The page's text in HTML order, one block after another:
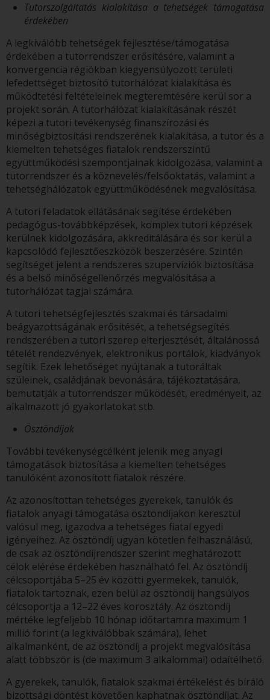
Tutorszolgáltatás kialakítása a tehetségek támogatása
érdekében
A legkiválóbb tehetségek fejlesztése/támogatása
érdekében a tutorrendszer erősítésére, valamint a
konvergencia régiókban kiegyensúlyozott területi
lefedettséget biztosító tutorhálózat kialakítása és
működtetési feltételeinek megteremtésére kerül sor a
projekt során. A tutorhálózat kialakításának részét
képezi a tutori tevékenység finanszírozási és
minőségbiztosítási rendszerének kialakítása, a tutor és a
kiemelten tehetséges fiatalok rendszerszintű
együttműködési szempontjainak kidolgozása, valamint a
tutorrendszer és a köznevelés/felsőoktatás, valamint a
tehetséghálózatok együttműködésének megvalósítása.
A tutori feladatok ellátásának segítése érdekében
pedagógus-továbbképzések, komplex tutori képzések
kerülnek kidolgozására, akkreditálására és sor kerül a
kapcsolódó fejlesztőeszközök beszerzésére. Szintén
segítséget jelent a rendszeres szupervíziók biztosítása
és a belső minőségellenőrzés megvalósítása a
tutorhálózat tagjai számára.
A tutori tehetségfejlesztés szakmai és társadalmi
beágyazottságának erősítését, a tehetségsegítés
rendszerében a tutori szerep elterjesztését, általánossá
tételét rendezvények, elektronikus portálok, kiadványok
segítik. Ezek lehetőséget nyújtanak a tutoráltak
szüleinek, családjának bevonására, tájékoztatására,
bemutatják a tutorrendszer működését, eredményeit, az
alkalmazott jó gyakorlatokat stb.
Ösztöndíjak
További tevékenységcélként jelenik meg anyagi
támogatások biztosítása a kiemelten tehetséges
tanulóként azonosított fiatalok részére.
Az azonosítottan tehetséges gyerekek, tanulók és
fiatalok anyagi támogatása ösztöndíjakon keresztül
valósul meg, igazodva a tehetséges fiatal egyedi
igényeihez. Az ösztöndíj ugyan kötetlen felhasználású,
de csak az ösztöndíjrendszer szerint meghatározott
célok elérése érdekében használható fel. Az ösztöndíj
célcsoportjába 5–25 év közötti gyermekek, tanulók,
fiatalok tartoznak, ezen belül az ösztöndíj hangsúlyos
célcsoportja a 12–22 éves korosztály. Az ösztöndíj
mértéke legfeljebb 10 hónap időtartamra maximum 1
millió forint (a legkiválóbbak számára), lehet
alkalmanként, de az ösztöndíj a projekt megvalósítása
alatt többször is (de maximum 3 alkalommal) odaítélhető.
A gyerekek, tanulók, fiatalok szakmai értékelést és bíráló
bizottsági döntést követően kaphatnak ösztöndíjat. Az